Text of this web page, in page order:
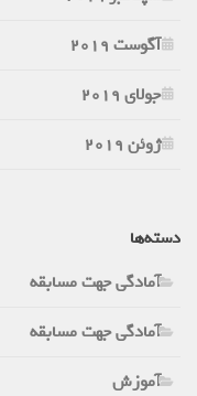
آگوست 2019
جولای 2019
ژوئن 2019
دسته‌ها
آمادگی جهت مسابقه
آمادگی جهت مسابقه
آموزش